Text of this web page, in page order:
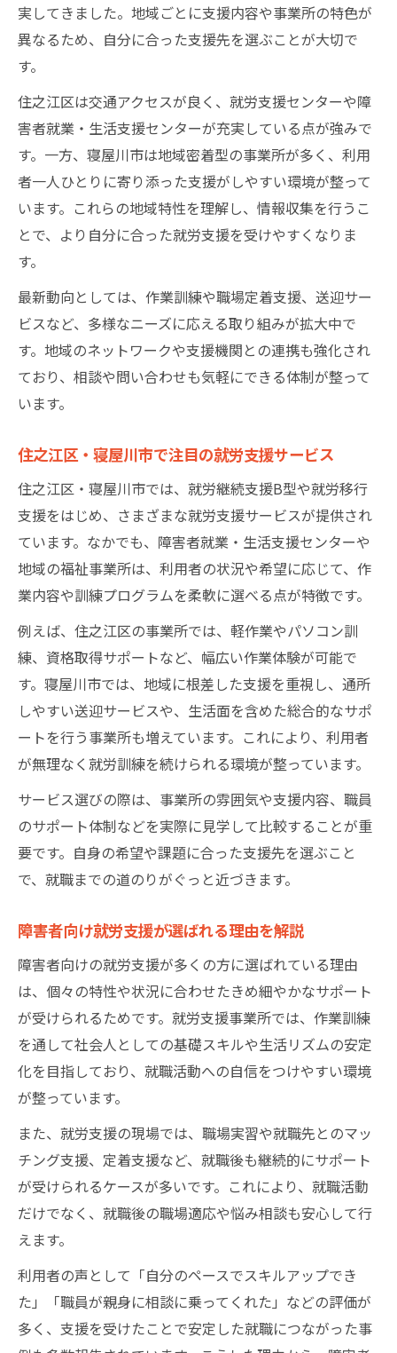
用
就労支援を活かす地域資源の選び方ガイド
イント
大阪エリアの就労支援事業所比較のコツ
地域密着型就労支援サービスの魅力を紹介
就労支援と連携する生活支援センターの活
用法
見学・体験を活かす地域就労支援の探し方
大阪の障害者向け就労支援制度の全体像
就労支援を受けるための事前準備とは
就労支援B型・A型の特徴とメリット比較
メソドロジー視点で考える安定雇用への近道と
は
安定雇用を目指す就労支援メソドロジーの
活用法
定着率向上を支える就労支援の工夫ポイン
ト
就労支援プログラムによる実践的スキル習
得
安定した雇用のための就労支援選びの基準
メソドロジーが導く就労支援の未来像
寝屋川市発・働く自信を育むサポート体制分析
寝屋川市の就労支援が自信に繋がる理由
個別支援計画で実現する働く力の成長
自信を育てる就労支援プログラムの設計
学びと実践を両立する就労支援の工夫
実してきました。地域ごとに支援内容や事業所の特色が
異なるため、自分に合った支援先を選ぶことが大切で
す。
住之江区は交通アクセスが良く、就労支援センターや障
害者就業・生活支援センターが充実している点が強みで
す。一方、寝屋川市は地域密着型の事業所が多く、利用
者一人ひとりに寄り添った支援がしやすい環境が整って
います。これらの地域特性を理解し、情報収集を行うこ
とで、より自分に合った就労支援を受けやすくなりま
す。
最新動向としては、作業訓練や職場定着支援、送迎サー
ビスなど、多様なニーズに応える取り組みが拡大中で
す。地域のネットワークや支援機関との連携も強化され
ており、相談や問い合わせも気軽にできる体制が整って
います。
住之江区・寝屋川市で注目の就労支援サービス
住之江区・寝屋川市では、就労継続支援B型や就労移行
支援をはじめ、さまざまな就労支援サービスが提供され
ています。なかでも、障害者就業・生活支援センターや
地域の福祉事業所は、利用者の状況や希望に応じて、作
業内容や訓練プログラムを柔軟に選べる点が特徴です。
例えば、住之江区の事業所では、軽作業やパソコン訓
練、資格取得サポートなど、幅広い作業体験が可能で
す。寝屋川市では、地域に根差した支援を重視し、通所
しやすい送迎サービスや、生活面を含めた総合的なサポ
ートを行う事業所も増えています。これにより、利用者
が無理なく就労訓練を続けられる環境が整っています。
サービス選びの際は、事業所の雰囲気や支援内容、職員
のサポート体制などを実際に見学して比較することが重
要です。自身の希望や課題に合った支援先を選ぶこと
で、就職までの道のりがぐっと近づきます。
障害者向け就労支援が選ばれる理由を解説
障害者向けの就労支援が多くの方に選ばれている理由
は、個々の特性や状況に合わせたきめ細やかなサポート
が受けられるためです。就労支援事業所では、作業訓練
を通して社会人としての基礎スキルや生活リズムの安定
化を目指しており、就職活動への自信をつけやすい環境
が整っています。
また、就労支援の現場では、職場実習や就職先とのマッ
チング支援、定着支援など、就職後も継続的にサポート
が受けられるケースが多いです。これにより、就職活動
だけでなく、就職後の職場適応や悩み相談も安心して行
えます。
利用者の声として「自分のペースでスキルアップでき
た」「職員が親身に相談に乗ってくれた」などの評価が
多く、支援を受けたことで安定した就職につながった事